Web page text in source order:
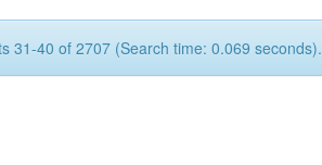
31-40 of 2707 (Search time: 0.069 seconds).